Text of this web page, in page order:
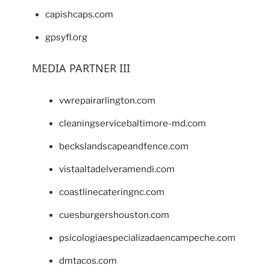
capishcaps.com
gpsyfl.org
MEDIA PARTNER III
vwrepairarlington.com
cleaningservicebaltimore-md.com
beckslandscapeandfence.com
vistaaltadelveramendi.com
coastlinecateringnc.com
cuesburgershouston.com
psicologiaespecializadaencampeche.com
dmtacos.com